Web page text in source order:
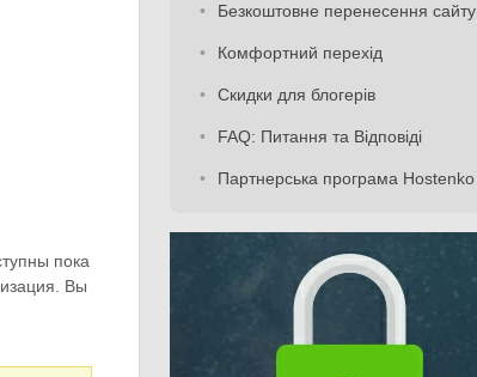
пока
Вы
Безкоштовне перенесення сайту
Комфортний перехід
Скидки для блогерів
FAQ: Питання та Відповіді
Партнерська програма Hostenko